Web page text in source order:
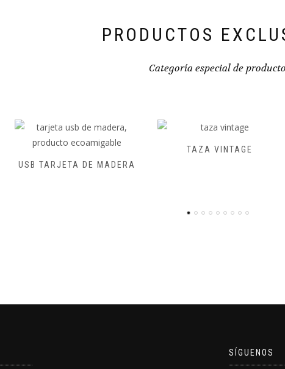
PRODUCTOS
Categoría especial de
USB TARJETA DE MADERA
TAZA VINTAGE
SÍGUENOS